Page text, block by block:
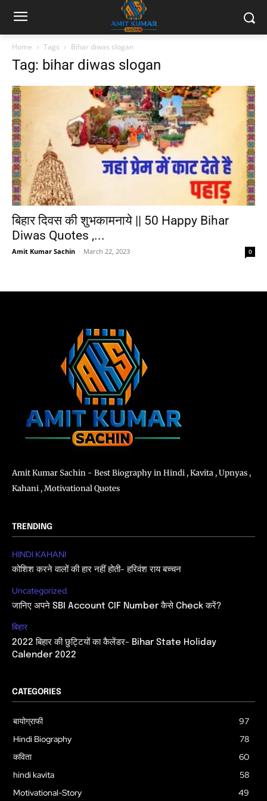
Home Tags Bihar diwas slogan
Tag: bihar diwas slogan
बिहार दिवस की शुभकामनाये || 50 Happy Bihar
Diwas Quotes ,...
Amit Kumar Sachin - March 22, 2023 0
Amit Kumar Sachin - Best Biography in Hindi , Kavita , Upnyas ,
Kahani , Motivational Quotes
TRENDING
HINDI KAHANI
कोशिश करने वालों की हार नहीं होती- हरिवंश राय बच्चन
Uncategorized
जानिए अपने SBI Account CIF Number कैसे Check करें?
बिहार
2022 बिहार की छुट्टियों का कैलेंडर- Bihar State Holiday
Calender 2022
CATEGORIES
बायोग्राफी
97
Hindi Biography
78
कविता
60
hindi kavita
58
Motivational-Story
49